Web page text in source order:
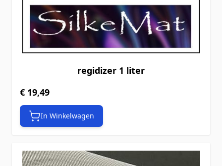
regidizer 1 liter
€ 19,49
In Winkelwagen